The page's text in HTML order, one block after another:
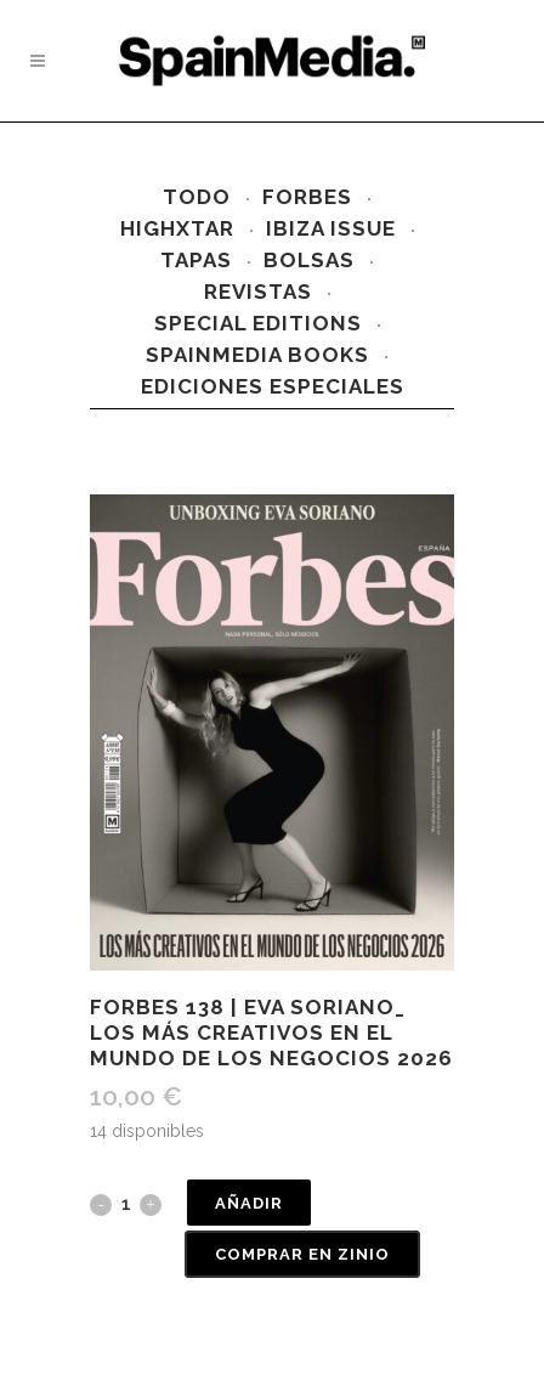
TODO
FORBES
HIGHXTAR
IBIZA ISSUE
TAPAS
BOLSAS
REVISTAS
SPECIAL EDITIONS
SPAINMEDIA BOOKS
EDICIONES ESPECIALES
FORBES 138 | EVA SORIANO_
LOS MÁS CREATIVOS EN EL
MUNDO DE LOS NEGOCIOS 2026
10,00 €
14 disponibles
AÑADIR
COMPRAR EN ZINIO